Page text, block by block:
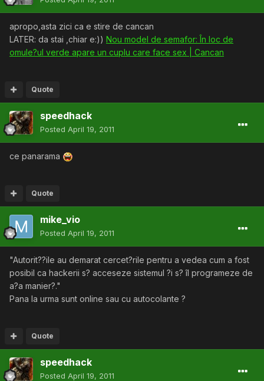
apropo,asta zici ca e stire de cancan
LATER: da stai ,chiar e:)) Nou model de semafor: În loc de
omule?ul verde apare un cuplu care face sex | Cancan
Quote
speedhack
Posted April 19, 2011
ce panarama
Quote
mike_vio
Posted April 19, 2011
"Autorit??ile au demarat cercet?rile pentru a vedea cum a fost
posibil ca hackerii s? acceseze sistemul ?i s? îl programeze de
a?a manier?."
Pana la urma sunt online sau cu autocolante ?
Quote
speedhack
Posted April 19, 2011